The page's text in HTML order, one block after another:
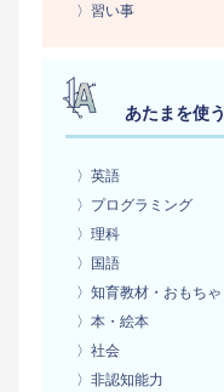
〉習い事
あたまを使う
〉英語
〉プログラミング
〉理科
〉国語
〉知育教材・おもちゃ
〉本・絵本
〉社会
〉非認知能力